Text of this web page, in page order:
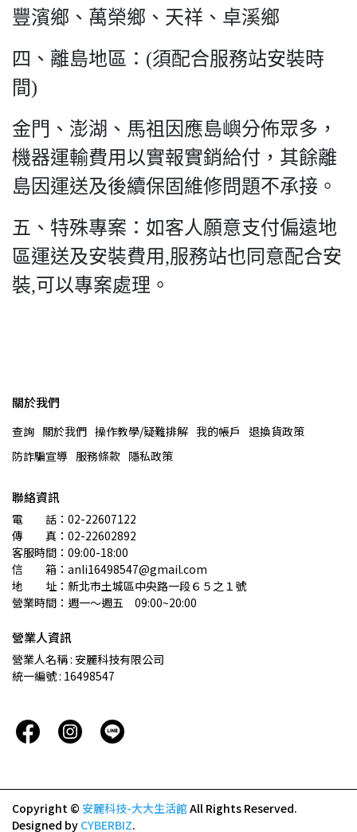
豐濱鄉、萬榮鄉、天祥、卓溪鄉
四、離島地區：(須配合服務站安裝時
間)
金門、澎湖、馬祖因應島嶼分佈眾多，
機器運輸費用以實報實銷給付，其餘離
島因運送及後續保固維修問題不承接。
五、特殊專案：如客人願意支付偏遠地
區運送及安裝費用,服務站也同意配合安
裝,可以專案處理。
關於我們
查詢 關於我們 操作教學/疑難排解 我的帳戶
退換貨政策
防詐騙宣導 服務條款 隱私政策
聯絡資訊
電　　話：02-22607122
傳　　真：02-22602892
客服時間：09:00-18:00
信　　箱：anli16498547@gmail.com
地　　址：新北市土城區中央路一段６５之１號
營業時間：週一～週五　09:00~20:00
營業人資訊
營業人名稱 : 安麗科技有限公司
統一編號 : 16498547
Copyright © 安麗科技-大大生活館All Rights Reserved.
Designed by CYBERBIZ.